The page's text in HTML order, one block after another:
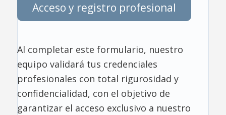
Acceso y registro profesional
Al completar este formulario, nuestro
equipo validará tus credenciales
profesionales con total rigurosidad y
confidencialidad, con el objetivo de
garantizar el acceso exclusivo a nuestro